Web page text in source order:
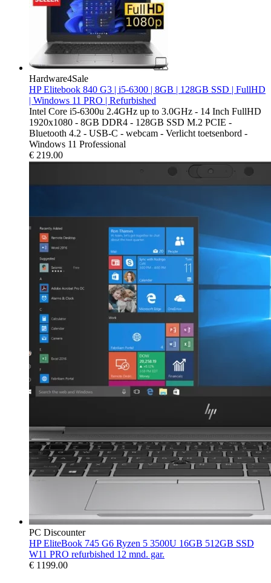
Hardware4Sale
HP Elitebook 840 G3 | i5-6300 | 8GB | 128GB SSD | FullHD
| Windows 11 PRO | Refurbished
Intel Core i5-6300u 2.4GHz up to 3.0GHz - 14 Inch FullHD
1920x1080 - 8GB DDR4 - 128GB SSD M.2 PCIE -
Bluetooth 4.2 - USB-C - webcam - Verlicht toetsenbord -
Windows 11 Professional
€ 219.00
PC Discounter
HP EliteBook 745 G6 Ryzen 5 3500U 16GB 512GB SSD
W11 PRO refurbished 12 mnd. gar.
€ 1199.00